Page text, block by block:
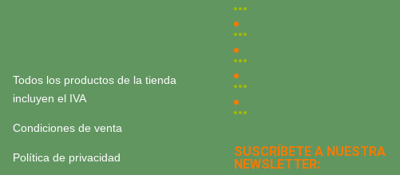
Todos los productos de la tienda
incluyen el IVA
Condiciones de venta
Política de privacidad
SUSCRÍBETE A NUESTRA
NEWSLETTER: